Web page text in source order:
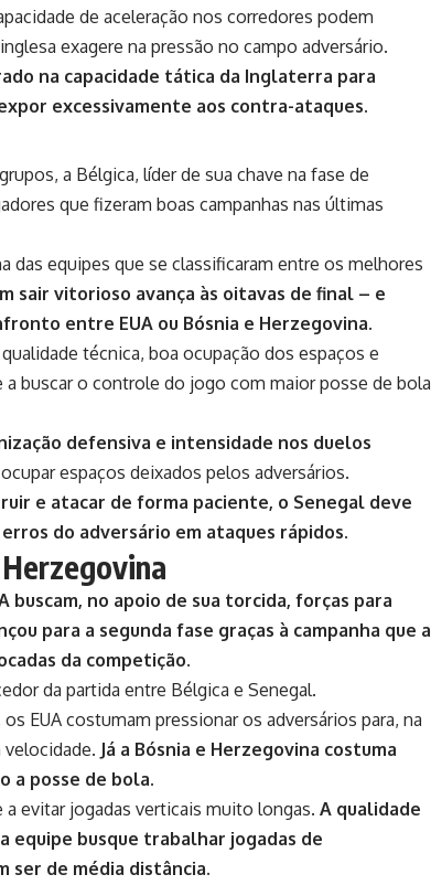
de aceleração nos corredores podem
exagere na pressão no campo adversário.
na capacidade tática da Inglaterra para
excessivamente aos contra-ataques.
a Bélgica, líder de sua chave na fase de
que fizeram boas campanhas nas últimas
das equipes que se classificaram entre os melhores
sair vitorioso avança às oitavas de final – e
entre EUA ou Bósnia e Herzegovina.
técnica, boa ocupação dos espaços e
a buscar o controle do jogo com maior posse de bola
defensiva e intensidade nos duelos
espaços deixados pelos adversários.
e atacar de forma paciente, o Senegal deve
do adversário em ataques rápidos.
buscam, no apoio de sua torcida, forças para
para a segunda fase graças à campanha que a
da competição.
da partida entre Bélgica e Senegal.
EUA costumam pressionar os adversários para, na
Já a Bósnia e Herzegovina costuma
a posse de bola.
evitar jogadas verticais muito longas. A qualidade
equipe busque trabalhar jogadas de
ser de média distância.